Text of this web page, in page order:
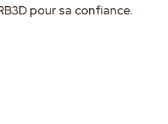
pour sa confiance.